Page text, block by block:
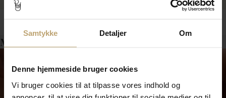
Samtykke Detaljer Om
Denne hjemmeside bruger cookies
Vi bruger cookies til at tilpasse vores indhold og
Måske er det her relevant for dig?